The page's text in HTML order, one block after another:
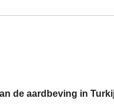
de aardbeving in